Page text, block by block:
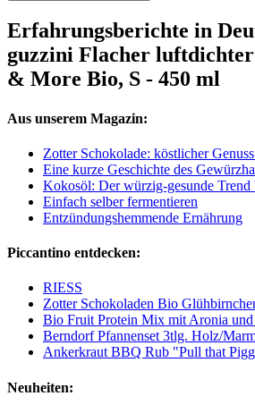
Erfahrungsberichte in
guzzini Flacher
& More Bio, S - 450 ml
Aus unserem Magazin:
Zotter Schokolade: köstlicher
Eine kurze Geschichte des
Kokosöl: Der würzig-gesunde Trend
Einfach selber fermentieren
Entzündungshemmende Ernährung
Piccantino entdecken:
RIESS
Zotter Schokoladen Bio
Bio Fruit Protein Mix mit Aronia und
Berndorf Pfannenset 3tlg. Holz/
Ankerkraut BBQ Rub "Pull that
Neuheiten: